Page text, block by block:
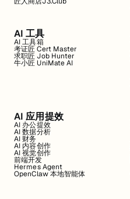
AI 工具
AI 工具箱
考证匠 Cert Master
求职匠 Job Hunter
牛小匠 UniMate AI
AI 应用提效
AI 办公提效
AI 数据分析
AI 财务
AI 内容创作
AI 视觉创作
前端开发
Hermes Agent
OpenClaw 本地智能体